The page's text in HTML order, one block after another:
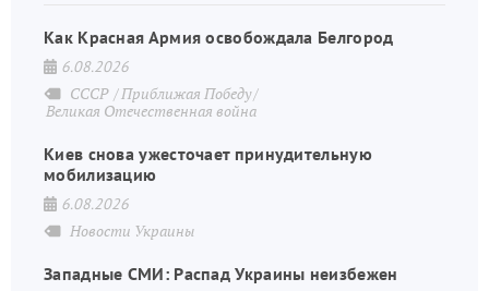
Как Красная Армия освобождала Белгород
6.08.2026
СССР
Приближая Победу
Великая Отечественная война
Киев снова ужесточает принудительную
мобилизацию
6.08.2026
Новости Украины
Западные СМИ: Распад Украины неизбежен